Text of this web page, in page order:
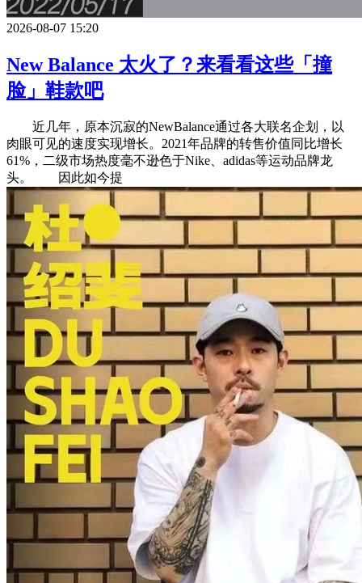
2026-08-07 15:20
New Balance 太火了？来看看这些「撞
脸」鞋款吧
近几年，原本沉寂的NewBalance通过各大联名企划，以
肉眼可见的速度实现增长。2021年品牌的转售价值同比增长
61%，二级市场热度毫不逊色于Nike、adidas等运动品牌龙
头。 因此如今提